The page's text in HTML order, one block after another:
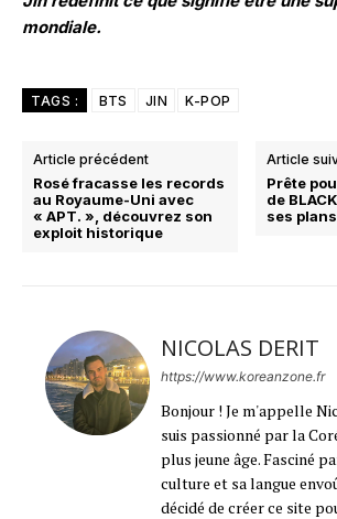
mondiale.
TAGS : BTS JIN K-POP
Article précédent
Rosé fracasse les records
au Royaume-Uni avec
« APT. », découvrez son
exploit historique
Article
Prête
de
ses
NICOLAS DERIT
https://www.koreanzone.fr
Bonjour ! Je m'appelle
suis passionné par la
plus jeune âge. Fasciné
culture et sa langue
décidé de créer ce site